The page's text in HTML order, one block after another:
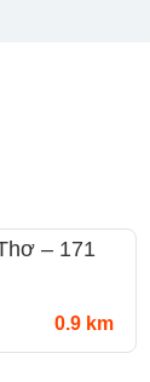
– 171
0.9 km